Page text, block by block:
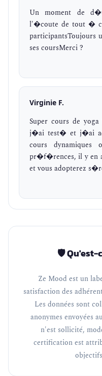
Un moment de
l'�coute de tout �
ses coursMerci ?
Virginie F.
Super cours de
j�ai test� et j�ai
cours dynamiques
pr�f�rences, il y en
et vous adopterez
🛡️ Qu'est-
Ze Mood est un
satisfaction des
Les données sont
anonymes envoyées
n'est sollicité,
certification est